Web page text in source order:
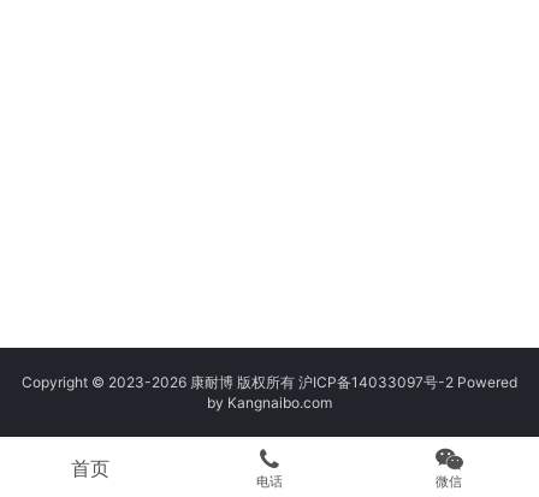
Copyright © 2023-2026 康耐博 版权所有 沪ICP备14033097号-2 Powered
by Kangnaibo.com
首页
电话 微信